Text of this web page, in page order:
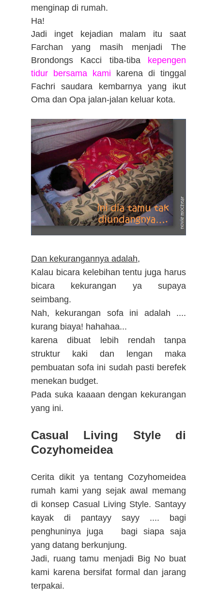
menginap di rumah.
Ha!
Jadi inget kejadian malam itu saat
Farchan yang masih menjadi The
Brondongs Kacci tiba-tiba kepengen
tidur bersama kami
karena di tinggal
Fachri saudara kembarnya yang ikut
Oma dan Opa jalan-jalan keluar kota.
Dan kekurangannya adalah,
Kalau bicara kelebihan tentu juga harus
bicara kekurangan ya supaya
seimbang.
Nah, kekurangan sofa ini adalah ....
kurang biaya! hahahaa...
karena dibuat lebih rendah tanpa
struktur kaki dan lengan maka
pembuatan sofa ini sudah pasti berefek
menekan budget.
Pada suka kaaaan dengan kekurangan
yang ini.
Casual Living Style di
Cozyhomeidea
Cerita dikit ya tentang Cozyhomeidea
rumah kami yang sejak awal memang
di konsep Casual Living Style. Santayy
kayak di pantayy sayy .... bagi
penghuninya juga bagi siapa saja
yang datang berkunjung.
Jadi, ruang tamu menjadi Big No buat
kami karena bersifat formal dan jarang
terpakai.